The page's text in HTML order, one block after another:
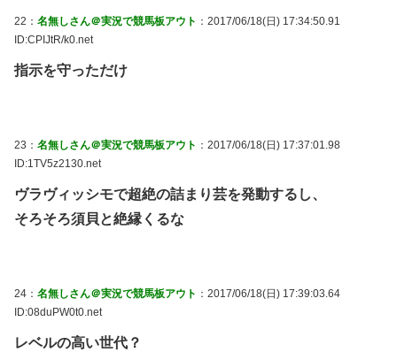
22： 名無しさん＠実況で競馬板アウト ：2017/06/18(日) 17:34:50.91
ID:CPIJtR/k0.net
指示を守っただけ
23： 名無しさん＠実況で競馬板アウト ：2017/06/18(日) 17:37:01.98
ID:1TV5z2130.net
ヴラヴィッシモで超絶の詰まり芸を発動するし、
そろそろ須貝と絶縁くるな
24： 名無しさん＠実況で競馬板アウト ：2017/06/18(日) 17:39:03.64
ID:08duPW0t0.net
レベルの高い世代？